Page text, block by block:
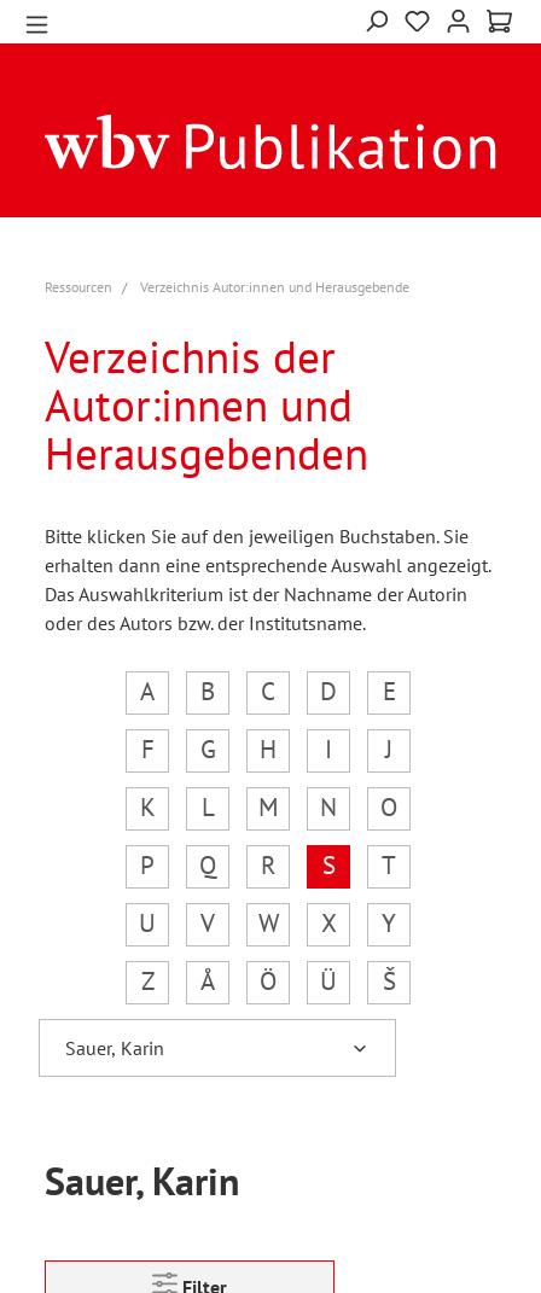
Ressourcen Verzeichnis Autor:innen und Herausgebende
Verzeichnis der
Autor:innen und
Herausgebenden
Bitte klicken Sie auf den jeweiligen Buchstaben. Sie
erhalten dann eine entsprechende Auswahl angezeigt.
Das Auswahlkriterium ist der Nachname der Autorin
oder des Autors bzw. der Institutsname.
A B C D
E
F
G H I
J
K
L M N
O
P
Q R S
T
U
V W X
Y
Z
Å Ö Ü Š
Sauer, Karin
Filter